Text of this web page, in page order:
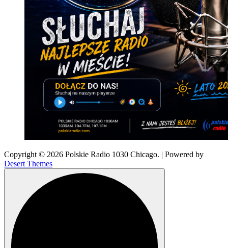
Copyright © 2026 Polskie Radio 1030 Chicago. | Powered by
Desert Themes